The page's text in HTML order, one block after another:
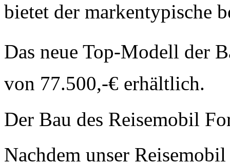
bietet der markentypische
Das neue Top-Modell der
von 77.500,-€ erhältlich.
Der Bau des Reisemobil
Nachdem unser